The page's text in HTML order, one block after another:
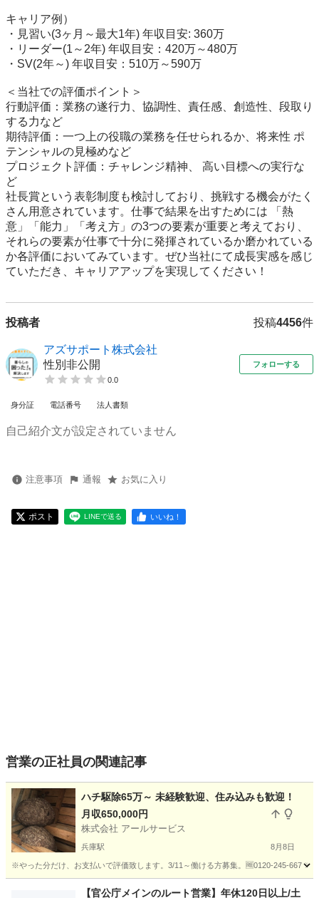
キャリア例）
・見習い(3ヶ月～最大1年) 年収目安: 360万
・リーダー(1～2年) 年収目安：420万～480万
・SV(2年～) 年収目安：510万～590万
＜当社での評価ポイント＞
行動評価：業務の遂行力、協調性、責任感、創造性、段取り
する力など
期待評価：一つ上の役職の業務を任せられるか、将来性 ポ
テンシャルの見極めなど
プロジェクト評価：チャレンジ精神、 高い目標への実行な
ど
社長賞という表彰制度も検討しており、挑戦する機会がたく
さん用意されています。仕事で結果を出すためには 「熱
意」「能力」「考え方」の3つの要素が重要と考えており、
それらの要素が仕事で十分に発揮されているか磨かれている
か各評価においてみています。ぜひ当社にて成長実感を感じ
ていただき、キャリアアップを実現してください！
投稿者 投稿4456件
アズサポート株式会社
性別非公開
0.0
フォローする
身分証 電話番号 法人書類
自己紹介文が設定されていません
注意事項 通報 お気に入り
ポスト LINEで送る いいね！
営業の正社員の関連記事
ハチ駆除65万～ 未経験歓迎、住み込みも歓迎！
月収650,000円
株式会社 アールサービス
兵庫駅 8月8日
※やった分だけ、お支払いで評価致します。3/11～働ける方募集。🆓0120-245-667 ※
兵庫駅 その他 未経験
【官公庁メインのルート営業】年休120日以上/土